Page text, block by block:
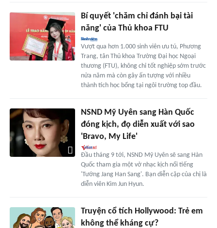
Bí quyết 'chăm chỉ đánh bại tài
năng' của Thủ khoa FTU
Vượt qua hơn 1.000 sinh viên ưu tú, Phương
Trang, tân Thủ khoa Trường Đại học Ngoại
thương (FTU), không chỉ tốt nghiệp sớm trước
nửa năm mà còn gây ấn tượng với nhiều
thành tích học bổng tại ngôi trường top đầu.
NSND Mỹ Uyên sang Hàn Quốc
đóng kịch, đọ diễn xuất với sao
'Bravo, My Life'
Đầu tháng 9 tới, NSND Mỹ Uyên sẽ sang Hàn
Quốc tham gia một vở nhạc kịch nổi tiếng
'Tướng Jang Han Sang'. Bạn diễn cặp của chị là
diễn viên Kim Jun Hyun.
Truyện cổ tích Hollywood: Trẻ em
không thể kháng cự?